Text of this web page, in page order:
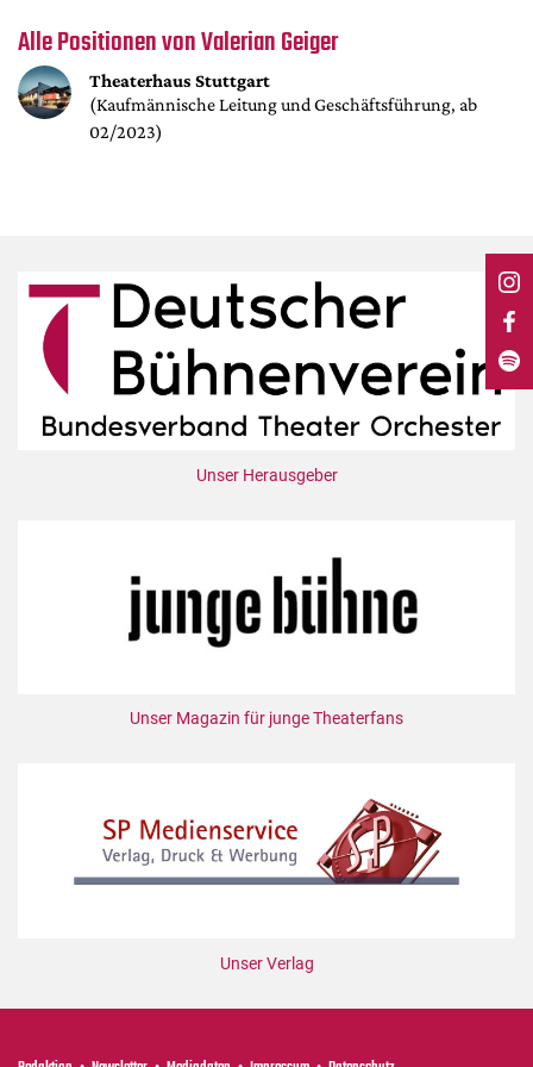
Kalender
Premierensuche
Festival-Planer
Podcast
Service
Shop / Abo
Newsletter
Redaktion
Alle Positionen von Valerian Geiger
Theaterhaus Stuttgart
(Kaufmännische Leitung und Geschäftsführung, ab
02/2023)
Unser Herausgeber
Unser Magazin für junge Theaterfans
Unser Verlag